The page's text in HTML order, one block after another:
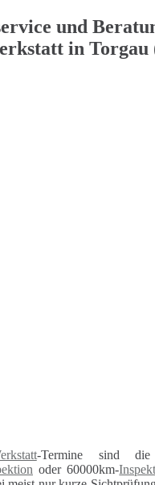
und
in Torgau
-Termine sind die
oder 60000km-